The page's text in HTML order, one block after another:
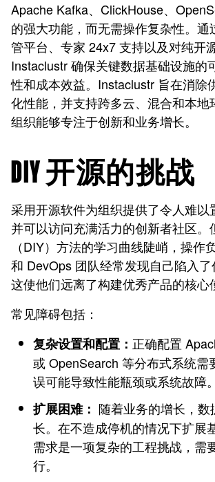
Apache Kafka、ClickHouse、
的强大功能，而无需操作复杂性。通
管平台、专家 24x7 支持以及对纯开
Instaclustr 确保关键数据基础设施的
性和成本效益。Instaclustr 旨在消除
化性能，并支持跨多云、混合和本地
组织能够专注于创新和业务增长。
DIY 开源的挑战
采用开源软件为组织提供了令人难以
并可以访问充满活力的创新者社区。
（DIY）方法的学习曲线陡峭，操作
和 DevOps 团队经常发现自己陷入了
这使他们远离了构建优秀产品的核心
常见障碍包括：
复杂设置和配置： 正确配置
或 OpenSearch 等分布式系统需
误可能导致性能瓶颈或系统故障。
扩展困难： 随着业务的增长，数
长。在不造成停机的情况下扩展
需求是一项复杂的工程挑战，需
行。